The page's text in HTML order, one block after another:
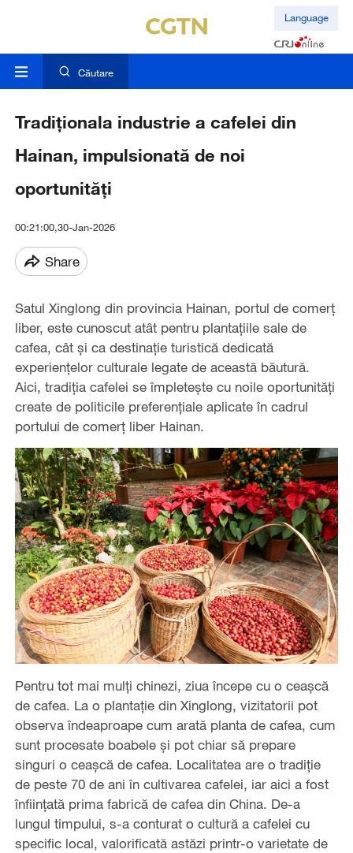
Language
Căutare
Tradiționala industrie a cafelei din
Hainan, impulsionată de noi
oportunități
00:21:00,30-Jan-2026
Share
Satul Xinglong din provincia Hainan, portul de comerț
liber, este cunoscut atât pentru plantațiile sale de
cafea, cât și ca destinație turistică dedicată
experiențelor culturale legate de această băutură.
Aici, tradiția cafelei se împletește cu noile oportunități
create de politicile preferențiale aplicate în cadrul
portului de comerț liber Hainan.
Pentru tot mai mulți chinezi, ziua începe cu o ceașcă
de cafea. La o plantație din Xinglong, vizitatorii pot
observa îndeaproape cum arată planta de cafea, cum
sunt procesate boabele și pot chiar să prepare
singuri o ceașcă de cafea. Localitatea are o tradiție
de peste 70 de ani în cultivarea cafelei, iar aici a fost
înființată prima fabrică de cafea din China. De-a
lungul timpului, s-a conturat o cultură a cafelei cu
specific local, valorificată astăzi printr-o varietate de